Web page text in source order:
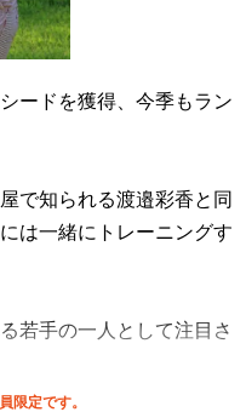
ードを獲得、今季もラン
で知られる渡邉彩香と同
は一緒にトレーニングす
若手の一人として注目さ
限定です。